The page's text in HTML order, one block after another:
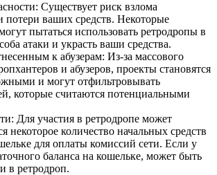
Существует риск взлома
потери ваших средств. Некоторые
пытаться использовать ретродропы в
атаки и украсть ваши средства.
к абузерам: Из-за массового
и абузеров, проекты становятся
и могут отфильтровывать
которые считаются потенциальными
Для участия в ретродропе может
некоторое количество начальных средств
для оплаты комиссий сети. Если у
баланса на кошельке, может быть
в ретродроп.